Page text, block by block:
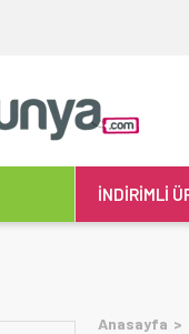
İNDİRİMLİ
Anasayfa